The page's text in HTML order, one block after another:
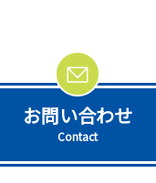
お問い合わせ
Contact